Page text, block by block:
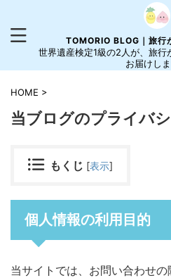
TOMORIO BLOG｜旅行
世界遺産検定1級の2人が、旅行
お届けしま
HOME >
当ブログのプライバ
もくじ [表示]
個人情報の利用目的
当サイトでは、お問い合わせ